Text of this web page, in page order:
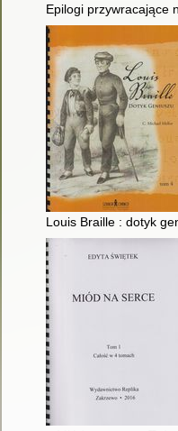
Epilogi przywracające
Louis Braille : dotyk